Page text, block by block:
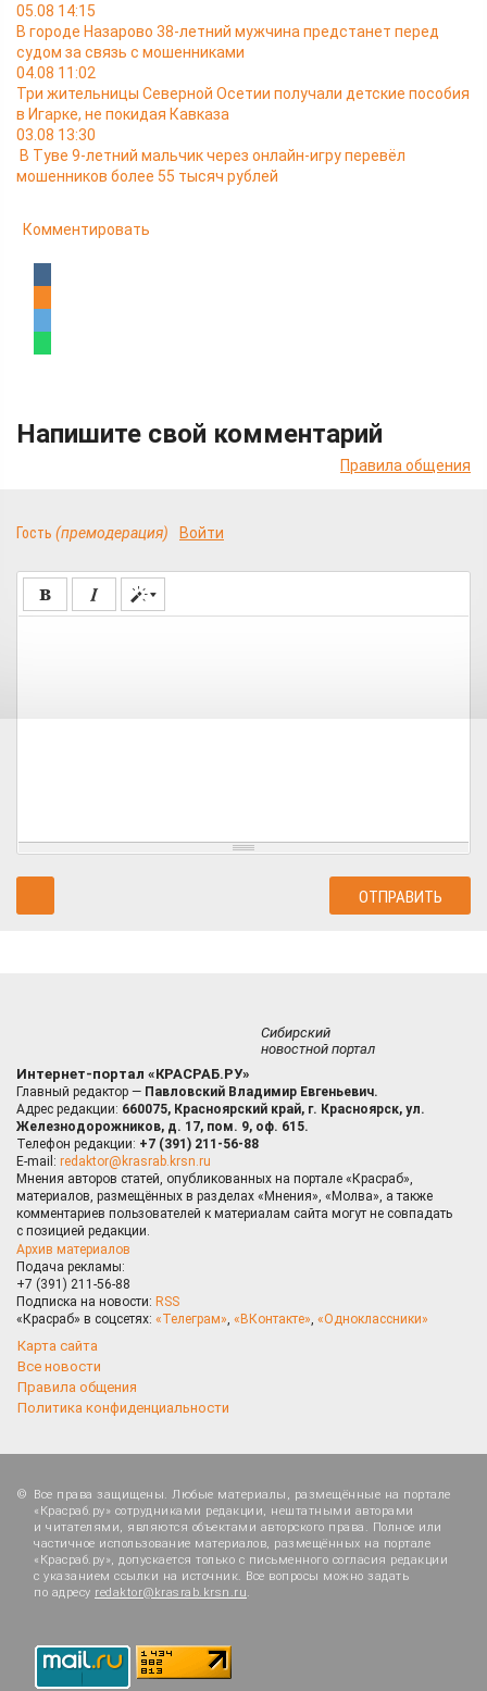
05.08 14:15
В городе Назарово 38-летний мужчина предстанет перед
судом за связь с мошенниками
04.08 11:02
Три жительницы Северной Осетии получали детские пособия
в Игарке, не покидая Кавказа
03.08 13:30
В Туве 9-летний мальчик через онлайн-игру перевёл
мошенников более 55 тысяч рублей
Комментировать
Напишите свой комментарий
Правила общения
Гость (премодерация) Войти
Сибирский
новостной портал
Интернет-портал «КРАСРАБ.РУ»
Главный редактор — Павловский Владимир Евгеньевич.
Адрес редакции: 660075, Красноярский край, г. Красноярск, ул.
Железнодорожников, д. 17, пом. 9, оф. 615.
Телефон редакции: +7 (391) 211-56-88
E-mail: redaktor@krasrab.krsn.ru
Мнения авторов статей, опубликованных на портале «Красраб»,
материалов, размещённых в разделах «Мнения», «Молва», а также
комментариев пользователей к материалам сайта могут не совпадать
с позицией редакции.
Архив материалов
Подача рекламы:
+7 (391) 211-56-88
Подписка на новости: RSS
«Красраб» в соцсетях: «Телеграм», «ВКонтакте», «Одноклассники»
Карта сайта
Все новости
Правила общения
Политика конфиденциальности
Все права защищены. Любые материалы, размещённые на портале
«Красраб.ру» сотрудниками редакции, нештатными авторами
и читателями, являются объектами авторского права. Полное или
частичное использование материалов, размещённых на портале
«Красраб.ру», допускается только с письменного согласия редакции
с указанием ссылки на источник. Все вопросы можно задать
по адресу redaktor@krasrab.krsn.ru.